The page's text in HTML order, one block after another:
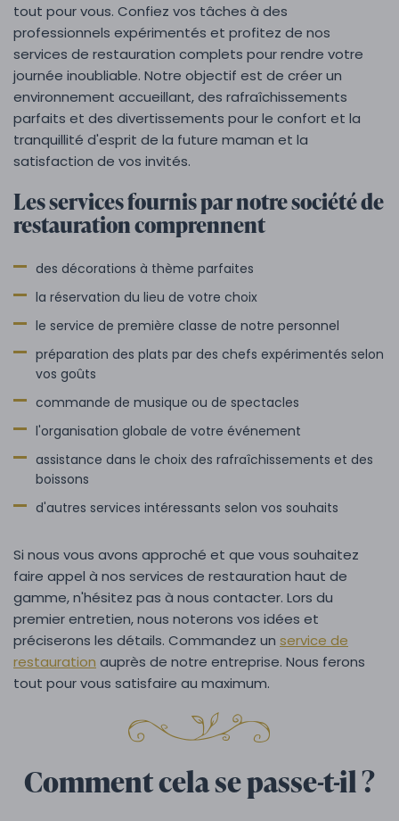
tout pour vous. Confiez vos tâches à des
professionnels expérimentés et profitez de nos
services de restauration complets pour rendre votre
journée inoubliable. Notre objectif est de créer un
environnement accueillant, des rafraîchissements
parfaits et des divertissements pour le confort et la
tranquillité d'esprit de la future maman et la
satisfaction de vos invités.
Les services fournis par notre société de
restauration comprennent
des décorations à thème parfaites
la réservation du lieu de votre choix
le service de première classe de notre personnel
préparation des plats par des chefs expérimentés selon
vos goûts
commande de musique ou de spectacles
l'organisation globale de votre événement
assistance dans le choix des rafraîchissements et des
boissons
d'autres services intéressants selon vos souhaits
Si nous vous avons approché et que vous souhaitez
faire appel à nos services de restauration haut de
gamme, n'hésitez pas à nous contacter. Lors du
premier entretien, nous noterons vos idées et
préciserons les détails. Commandez un service de
restauration auprès de notre entreprise. Nous ferons
tout pour vous satisfaire au maximum.
Comment cela se passe-t-il ?